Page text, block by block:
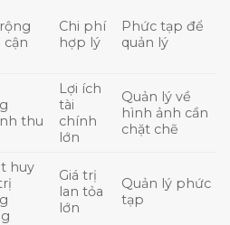
cận
Chi phí
hợp lý
Phức tạp để
quản lý
thu
Lợi ích
tài
chính
lớn
Quản lý về
hình ảnh cần
chặt chẽ
huy
Giá trị
lan tỏa
lớn
Quản lý phức
tạp